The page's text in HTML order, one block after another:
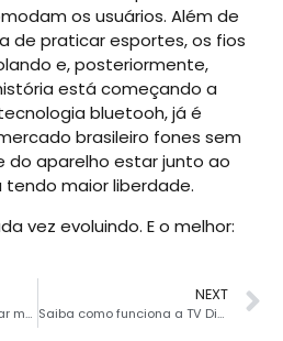
os usuários. Além de
de praticar esportes, os fios
e, posteriormente,
está começando a
bluetooh, já é
brasileiro fones sem
do aparelho estar junto ao
maior liberdade.
vez evoluindo. E o melhor:
Google Chrome deve ficar mais rápido e leve
NEXT
Saiba como funciona a TV Digital